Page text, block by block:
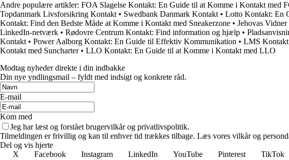
Andre populære artikler: FOA Slagelse Kontakt: En Guide til at Komme i Kontakt med
Topdanmark Livsforsikring Kontakt • Swedbank Danmark Kontakt • Lotto Kontakt: En
Kontakt: Find den Bedste Måde at Komme i Kontakt med Sneakerzone • Jehovas
LinkedIn-netværk • Rødovre Centrum Kontakt: Find information og hjælp •
Kontakt • Power Aalborg Kontakt: En Guide til Effektiv Kommunikation • LMS
Kontakt med Suncharter• LLO Kontakt: En Guide til at Komme i Kontakt med LLO
Modtag nyheder direkte i din indbakke
Din nye yndlingsmail – fyldt med indsigt og konkrete råd.
E-mail
Kom med
Jeg har læst og forstået brugervilkår og privatlivspolitik.
Tilmeldingen er frivillig og kan til enhver tid trækkes tilbage. Læs vores vilkår og
Del og vis hjerte
X
Facebook Instagram LinkedIn YouTube Pinterest TikTok